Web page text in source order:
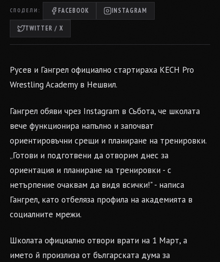
СПОДЕЛИ: FACEBOOK INSTAGRAM
TWITTER / X
Русев и Гангрел официално стартираха KECH Pro
Wrestling Academy в Нешвил.
Гангрел обяви чрез Instagram в Събота, че школата
вече функционира напълно и започват
ориентировъчни срещи и планиране на тренировки.
„Готови и подготвени да отворим днес за
ориентация и планиране на тренировки - с
нетърпение очаквам да видя всички!" - написа
Гангрел, като отбеляза профила на академията в
социалните мрежи.
Школата официално отвори врати на 1 Март, а
името й произлиза от българската дума за